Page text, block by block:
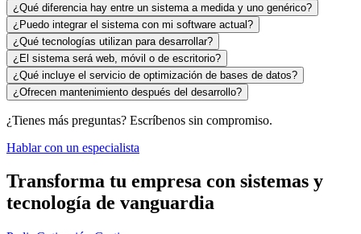
¿Qué diferencia hay entre un sistema a medida y uno genérico?
¿Puedo integrar el sistema con mi software actual?
¿Qué tecnologías utilizan para desarrollar?
¿El sistema será web, móvil o de escritorio?
¿Qué incluye el servicio de optimización de bases de datos?
¿Ofrecen mantenimiento después del desarrollo?
¿Tienes más preguntas? Escríbenos sin compromiso.
Hablar con un especialista
Transforma tu empresa con sistemas y
tecnología de vanguardia